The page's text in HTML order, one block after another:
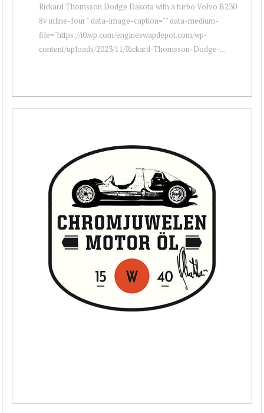
Rickard Thomsson Dodge Dakota with a turbo Volvo B230
8v inline-four " data-image-caption="" data-medium-
file="https://i0.wp.com/engineswapdepot.com/wp-
content/uploads/2023/11/Rickard-Thomsson-Dodge-...